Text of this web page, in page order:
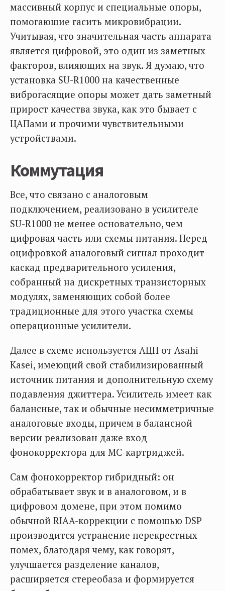
массивный корпус и специальные опоры,
помогающие гасить микровибрации.
Учитывая, что значительная часть аппарата
является цифровой, это один из заметных
факторов, влияющих на звук. Я думаю, что
установка SU-R1000 на качественные
виброгасящие опоры может дать заметный
прирост качества звука, как это бывает с
ЦАПами и прочими чувствительными
устройствами.
Коммутация
Все, что связано с аналоговым
подключением, реализовано в усилителе
SU-R1000 не менее основательно, чем
цифровая часть или схемы питания. Перед
оцифровкой аналоговый сигнал проходит
каскад предварительного усиления,
собранный на дискретных транзисторных
модулях, заменяющих собой более
традиционные для этого участка схемы
операционные усилители.
Далее в схеме используется АЦП от Asahi
Kasei, имеющий свой стабилизированный
источник питания и дополнительную схему
подавления джиттера. Усилитель имеет как
балансные, так и обычные несимметричные
аналоговые входы, причем в балансной
версии реализован даже вход
фонокорректора для MC-картриджей.
Сам фонокорректор гибридный: он
обрабатывает звук и в аналоговом, и в
цифровом домене, при этом помимо
обычной RIAA-коррекции с помощью DSP
производится устранение перекрестных
помех, благодаря чему, как говорят,
улучшается разделение каналов,
расширяется стереобаза и формируется